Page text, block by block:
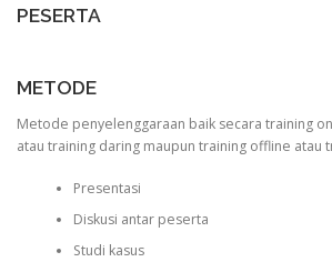
PESERTA
METODE
Metode penyelenggaraan baik secara training
atau training daring maupun training offline atau
Presentasi
Diskusi antar peserta
Studi kasus